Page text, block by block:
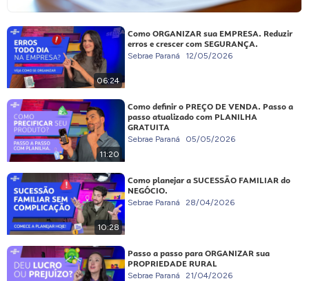
06:24
Como ORGANIZAR sua EMPRESA. Reduzir
erros e crescer com SEGURANÇA.
Sebrae Paraná 12/05/2026
11:20
Como definir o PREÇO DE VENDA. Passo a
passo atualizado com PLANILHA
GRATUITA
Sebrae Paraná 05/05/2026
10:28
Como planejar a SUCESSÃO FAMILIAR do
NEGÓCIO.
Sebrae Paraná 28/04/2026
Passo a passo para ORGANIZAR sua
PROPRIEDADE RURAL
Sebrae Paraná 21/04/2026